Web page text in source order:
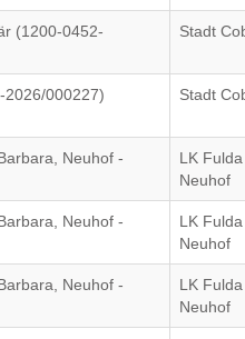
(1200-0452-
Stadt
000227) Stadt
Neuhof -
LK
Neuhof
Neuhof -
LK
Neuhof
Neuhof -
LK
Neuhof